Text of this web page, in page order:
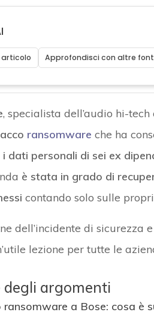
articolo Approfondisci con altre
, specialista dell’audio hi-
ransomware che ha
dati personali di sei ex
è stata in grado di
contando solo sulle
dell’incidente di sicurezza
lezione per tutte le
degli argomenti
a Bose: cosa è